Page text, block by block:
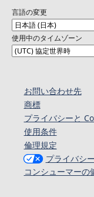
言語の変更
使用中のタイムゾーン
お問い合わせ先
商標
プライバシーと
使用条件
倫理規定
プライバシ
コンシューマーの